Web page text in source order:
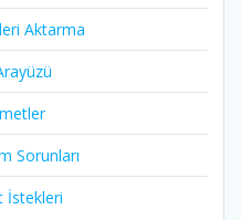
Aktarma
Sorunları
İstekleri